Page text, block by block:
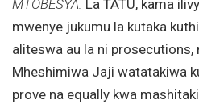
MTOBESYA: La TATU, kama
mwenye jukumu la kutaka
aliteswa au la ni prosecutions,
Mheshimiwa Jaji watatakiwa
prove na equally kwa